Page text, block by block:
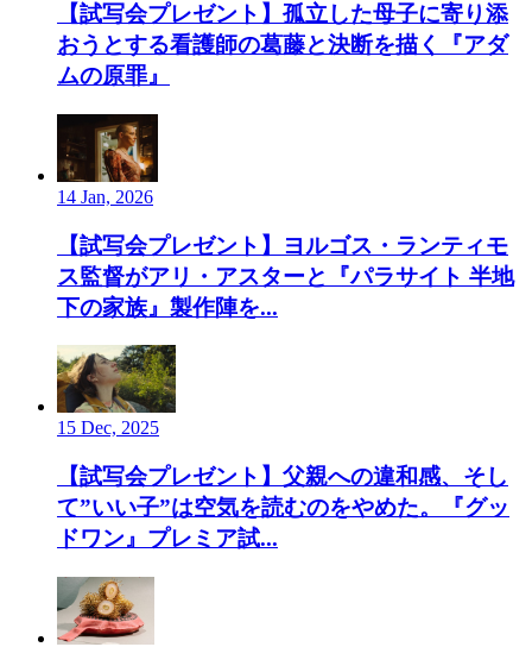
【試写会プレゼント】孤立した母子に寄り添
おうとする看護師の葛藤と決断を描く『アダ
ムの原罪』
14 Jan, 2026
【試写会プレゼント】ヨルゴス・ランティモ
ス監督がアリ・アスターと『パラサイト 半地
下の家族』製作陣を...
15 Dec, 2025
【試写会プレゼント】父親への違和感、そし
て”いい子”は空気を読むのをやめた。『グッ
ドワン』プレミア試...